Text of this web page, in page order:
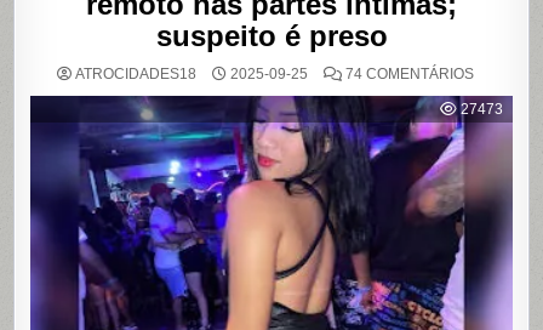
suspeito é preso
ATROCIDADES18 2025-09-25 74 COMENTÁRIOSEM
DE
20
ANOS
EM
MOTEL
COM
REMOTO
PARTES
27473